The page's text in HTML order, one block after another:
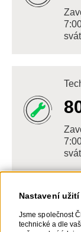
Nastavení
Jsme společnost
technické a dle